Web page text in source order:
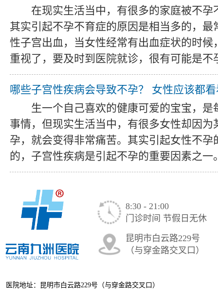
在现实生活当中，有很多的家庭被不孕
其实引起不孕不育症的原因是相当多的，最
性子宫出血，当女性经常有出血症状的时候
重视了，要及时到医院就诊，很有可能是不
哪些子宫性疾病会导致不孕？ 女性应该都
生一个自己喜欢的健康可爱的宝宝，是
事情，但现实生活当中，有很多女性却因为
孕，就会变得非常痛苦。其实引起女性不孕
的，子宫性疾病是引起不孕的重要因素之一
8:30 - 21:00
门诊时间 节假日无休
昆明市白云路229号
（与穿金路交叉口）
医院地址：昆明市白云路229号（与穿金路交叉口）